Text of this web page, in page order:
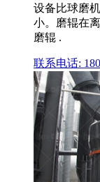
设备比球磨
小。磨辊在
磨辊 .
联系电话: